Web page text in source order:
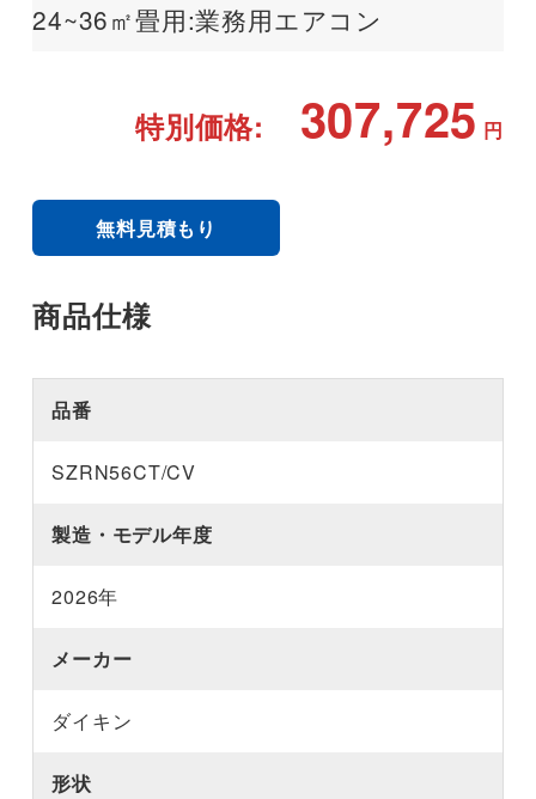
24~36㎡畳用:業務用エアコン
特別価格: 307,725 円
無料見積もり
商品仕様
品番
SZRN56CT/CV
製造・モデル年度
2026年
メーカー
ダイキン
形状